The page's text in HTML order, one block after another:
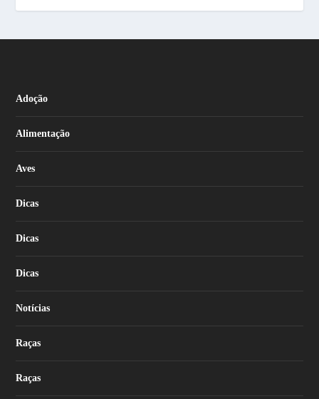
Adoção
Alimentação
Aves
Dicas
Dicas
Dicas
Notícias
Raças
Raças